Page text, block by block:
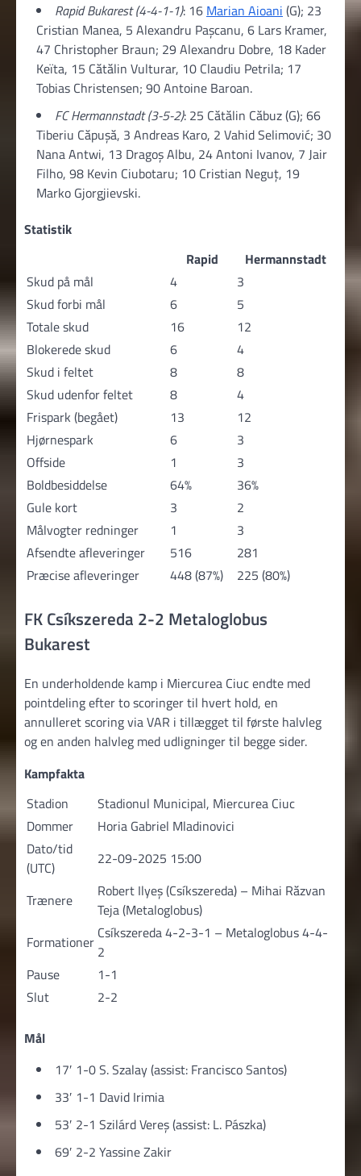
Rapid Bukarest (4-4-1-1): 16 Marian Aioani (G); 23
Cristian Manea, 5 Alexandru Paşcanu, 6 Lars Kramer,
47 Christopher Braun; 29 Alexandru Dobre, 18 Kader
Keïta, 15 Cătălin Vulturar, 10 Claudiu Petrila; 17
Tobias Christensen; 90 Antoine Baroan.
FC Hermannstadt (3-5-2): 25 Cătălin Căbuz (G); 66
Tiberiu Căpuşă, 3 Andreas Karo, 2 Vahid Selimović; 30
Nana Antwi, 13 Dragoș Albu, 24 Antoni Ivanov, 7 Jair
Filho, 98 Kevin Ciubotaru; 10 Cristian Neguț, 19
Marko Gjorgjievski.
Statistik
Rapid
Hermannstadt
Skud på mål
4
3
Skud forbi mål
6
5
Totale skud
16
12
Blokerede skud
6
4
Skud i feltet
8
8
Skud udenfor feltet
8
4
Frispark (begået)
13
12
Hjørnespark
6
3
Offside
1
3
Boldbesiddelse
64%
36%
Gule kort
3
2
Målvogter redninger
1
3
Afsendte afleveringer
516
281
Præcise afleveringer
448 (87%) 225 (80%)
FK Csíkszereda 2-2 Metaloglobus
Bukarest
En underholdende kamp i Miercurea Ciuc endte med
pointdeling efter to scoringer til hvert hold, en
annulleret scoring via VAR i tillægget til første halvleg
og en anden halvleg med udligninger til begge sider.
Kampfakta
Stadion
Stadionul Municipal, Miercurea Ciuc
Dommer
Horia Gabriel Mladinovici
Dato/tid
(UTC)
22-09-2025 15:00
Trænere
Robert Ilyeş (Csíkszereda) – Mihai Răzvan
Teja (Metaloglobus)
Formationer Csíkszereda 4-2-3-1 – Metaloglobus 4-4-
2
Pause
1-1
Slut
2-2
Mål
17′ 1-0 S. Szalay (assist: Francisco Santos)
33′ 1-1 David Irimia
53′ 2-1 Szilárd Vereș (assist: L. Pászka)
69′ 2-2 Yassine Zakir